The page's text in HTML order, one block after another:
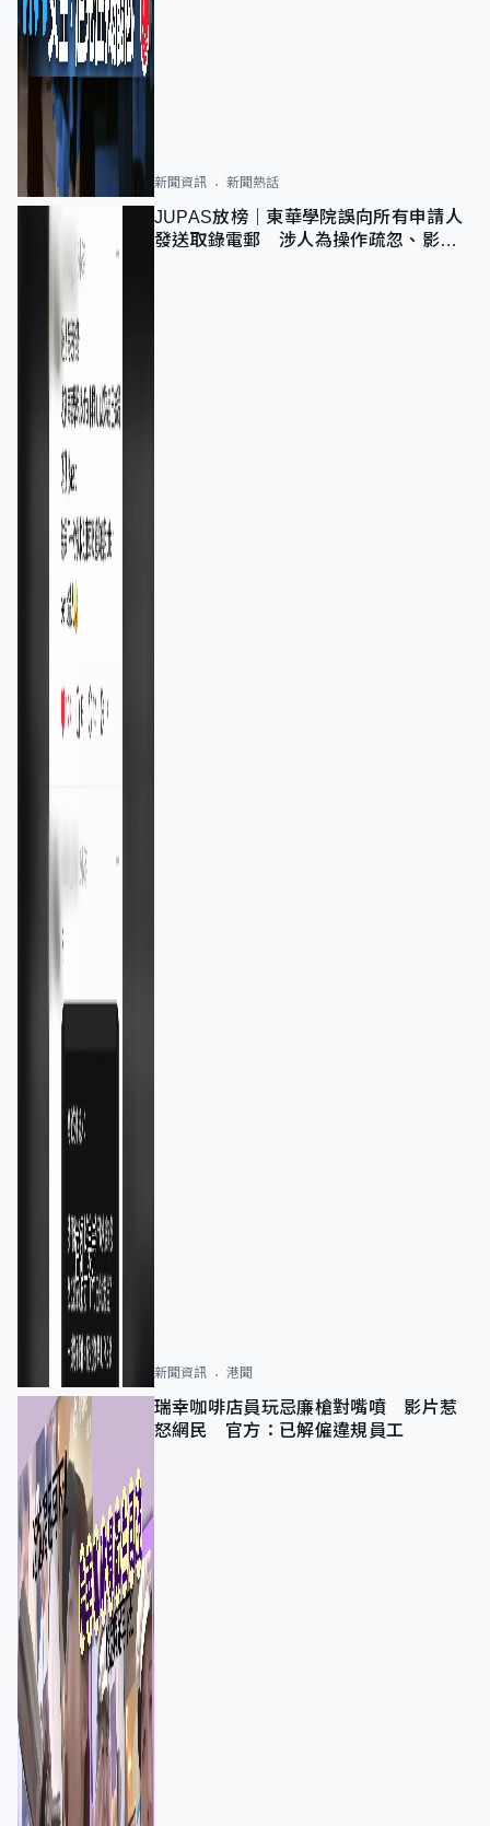
新聞資訊 新聞熱話
JUPAS放榜｜東華學院誤向所有申請人
發送取錄電郵 涉人為操作疏忽、影響
新聞資訊 港聞
瑞幸咖啡店員玩忌廉槍對嘴噴 影片惹
怒網民 官方：已解僱違規員工